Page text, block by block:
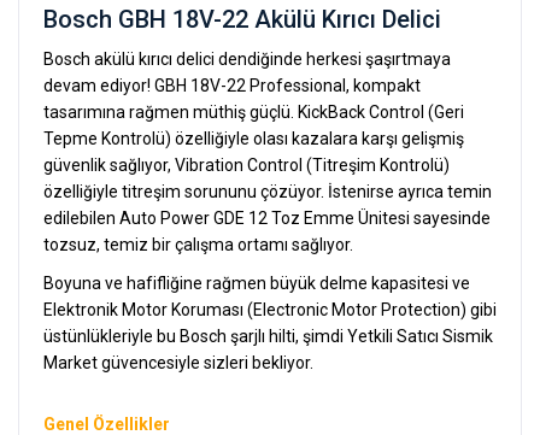
Bosch GBH 18V-22 Akülü Kırıcı Delici
Bosch akülü kırıcı delici dendiğinde herkesi şaşırtmaya
devam ediyor! GBH 18V-22 Professional, kompakt
tasarımına rağmen müthiş güçlü. KickBack Control (Geri
Tepme Kontrolü) özelliğiyle olası kazalara karşı gelişmiş
güvenlik sağlıyor, Vibration Control (Titreşim Kontrolü)
özelliğiyle titreşim sorununu çözüyor. İstenirse ayrıca temin
edilebilen Auto Power GDE 12 Toz Emme Ünitesi sayesinde
tozsuz, temiz bir çalışma ortamı sağlıyor.
Boyuna ve hafifliğine rağmen büyük delme kapasitesi ve
Elektronik Motor Koruması (Electronic Motor Protection) gibi
üstünlükleriyle bu Bosch şarjlı hilti, şimdi Yetkili Satıcı Sismik
Market güvencesiyle sizleri bekliyor.
Genel Özellikler